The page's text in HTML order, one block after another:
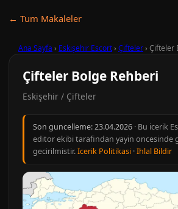
← Tum Makaleler
Ana Sayfa › Eskişehir Escort› Çifteler› Çifteler
Çifteler Bolge Rehberi
Eskişehir / Çifteler
Son guncelleme:23.04.2026 · Bu icerik
editor ekibi tarafindan yayin oncesinde
gecirilmistir.Icerik Politikasi ·Ihlal Bildir